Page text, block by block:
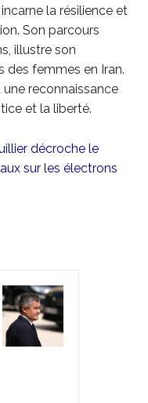
la résilience et
Son parcours
illustre son
des femmes en Iran.
reconnaissance
et la liberté.
décroche le
sur les électrons